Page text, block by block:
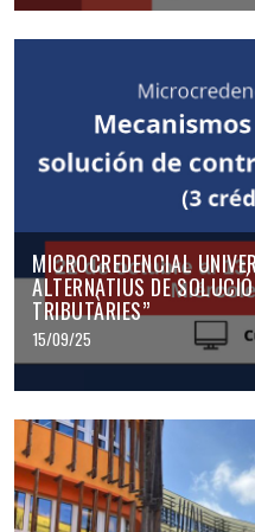
MICROCREDENCIAL
ALTERNATIUS DE
TRIBUTÀRIES”
15/09/25